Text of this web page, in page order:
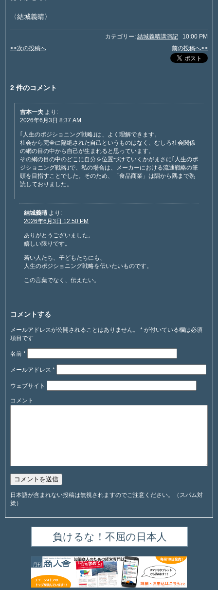
〈結城義晴〉
カテゴリー: 結城義晴講演記 10:00 PM
<<次の投稿へ
前の投稿へ>>
2 件のコメント
吉本一夫 より:
2026年6月3日 8:37 AM
｢人生のポジショニング戦略｣は、よく理解できます。
社会から完全に隔絶された自己というものはなく、むしろ社会関係
の網の目の中から自己が生まれると思っています。
その網の目の中のどこに自分を位置づけていくかがまさに｢人生のポ
ジショニング戦略｣で、私の場合は、メーカーにおける流通戦略の筆
頭を目指すことでした。そのため、「食品商業」は隅から隅まで熟
読しておりました。
結城義晴 より:
2026年6月3日 12:50 PM
ありがとうございました。
嬉しい限りです。
若い人たち、子どもたちにも、
人生のポジショニング戦略を伝いたいものです。
この言葉でなく、伝えたい。
コメントする
メールアドレスが公開されることはありません。 * が付いている欄は必須
項目です
名前 *
メールアドレス *
ウェブサイト
コメント
日本語が含まれない投稿は無視されますのでご注意ください。（スパム対
策）
負けるな！不屈の日本人